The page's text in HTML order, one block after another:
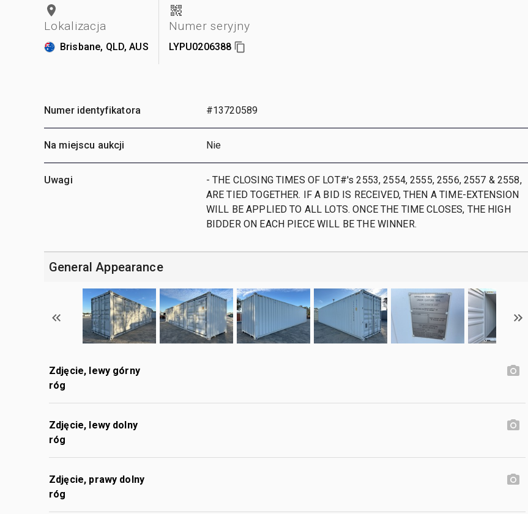
Lokalizacja
Brisbane, QLD, AUS
Numer seryjny
LYPU0206388
Numer identyfikatora #13720589
Na miejscu aukcji Nie
Uwagi
- THE CLOSING TIMES OF LOT#'s 2553, 2554, 2555, 2556, 2557 & 2558,
ARE TIED TOGETHER. IF A BID IS RECEIVED, THEN A TIME-EXTENSION
WILL BE APPLIED TO ALL LOTS. ONCE THE TIME CLOSES, THE HIGH
BIDDER ON EACH PIECE WILL BE THE WINNER.
General Appearance
Zdjęcie, lewy górny
róg
Zdjęcie, lewy dolny
róg
Zdjęcie, prawy dolny
róg